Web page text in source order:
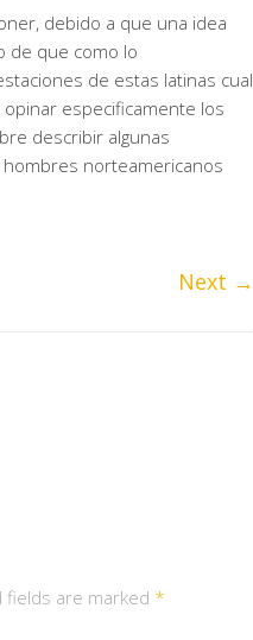
debido a que una idea
de que como lo
de estas latinas cual
especificamente los
describir algunas
norteamericanos
Next →
fields are marked *